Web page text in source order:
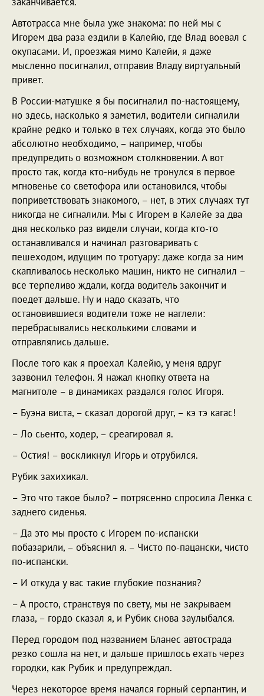
Автотрасса мне была уже знакома: по ней мы с
Игорем два раза ездили в Калейю, где Влад воевал с
окупасами. И, проезжая мимо Калейи, я даже
мысленно посигналил, отправив Владу виртуальный
привет.
В России-матушке я бы посигналил по-настоящему,
но здесь, насколько я заметил, водители сигналили
крайне редко и только в тех случаях, когда это было
абсолютно необходимо, – например, чтобы
предупредить о возможном столкновении. А вот
просто так, когда кто-нибудь не тронулся в первое
мгновенье со светофора или остановился, чтобы
поприветствовать знакомого, – нет, в этих случаях тут
никогда не сигналили. Мы с Игорем в Калейе за два
дня несколько раз видели случаи, когда кто-то
останавливался и начинал разговаривать с
пешеходом, идущим по тротуару: даже когда за ним
скапливалось несколько машин, никто не сигналил –
все терпеливо ждали, когда водитель закончит и
поедет дальше. Ну и надо сказать, что
остановившиеся водители тоже не наглели:
перебрасывались несколькими словами и
отправлялись дальше.
После того как я проехал Калейю, у меня вдруг
зазвонил телефон. Я нажал кнопку ответа на
магнитоле – в динамиках раздался голос Игоря.
– Буэна виста, – сказал дорогой друг, – кэ тэ кагас!
– Ло сьенто, ходер, – среагировал я.
– Остия! – воскликнул Игорь и отрубился.
Рубик захихикал.
– Это что такое было? – потрясенно спросила Ленка с
заднего сиденья.
– Да это мы просто с Игорем по-испански
побазарили, – объяснил я. – Чисто по-пацански, чисто
по-испански.
– И откуда у вас такие глубокие познания?
– А просто, странствуя по свету, мы не закрываем
глаза, – гордо сказал я, и Рубик снова заулыбался.
Перед городом под названием Бланес автострада
резко сошла на нет, и дальше пришлось ехать через
городки, как Рубик и предупреждал.
Через некоторое время начался горный серпантин, и